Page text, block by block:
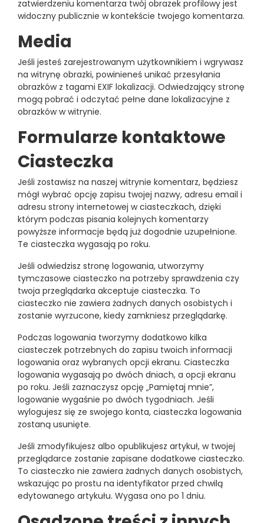
zatwierdzeniu komentarza twój obrazek profilowy jest
widoczny publicznie w kontekście twojego komentarza.
Media
Jeśli jesteś zarejestrowanym użytkownikiem i wgrywasz
na witrynę obrazki, powinieneś unikać przesyłania
obrazków z tagami EXIF lokalizacji. Odwiedzający stronę
mogą pobrać i odczytać pełne dane lokalizacyjne z
obrazków w witrynie.
Formularze kontaktowe
Ciasteczka
Jeśli zostawisz na naszej witrynie komentarz, będziesz
mógł wybrać opcję zapisu twojej nazwy, adresu email i
adresu strony internetowej w ciasteczkach, dzięki
którym podczas pisania kolejnych komentarzy
powyższe informacje będą już dogodnie uzupełnione.
Te ciasteczka wygasają po roku.
Jeśli odwiedzisz stronę logowania, utworzymy
tymczasowe ciasteczko na potrzeby sprawdzenia czy
twoja przeglądarka akceptuje ciasteczka. To
ciasteczko nie zawiera żadnych danych osobistych i
zostanie wyrzucone, kiedy zamkniesz przeglądarkę.
Podczas logowania tworzymy dodatkowo kilka
ciasteczek potrzebnych do zapisu twoich informacji
logowania oraz wybranych opcji ekranu. Ciasteczka
logowania wygasają po dwóch dniach, a opcji ekranu
po roku. Jeśli zaznaczysz opcję „Pamiętaj mnie”,
logowanie wygaśnie po dwóch tygodniach. Jeśli
wylogujesz się ze swojego konta, ciasteczka logowania
zostaną usunięte.
Jeśli zmodyfikujesz albo opublikujesz artykuł, w twojej
przeglądarce zostanie zapisane dodatkowe ciasteczko.
To ciasteczko nie zawiera żadnych danych osobistych,
wskazując po prostu na identyfikator przed chwilą
edytowanego artykułu. Wygasa ono po 1 dniu.